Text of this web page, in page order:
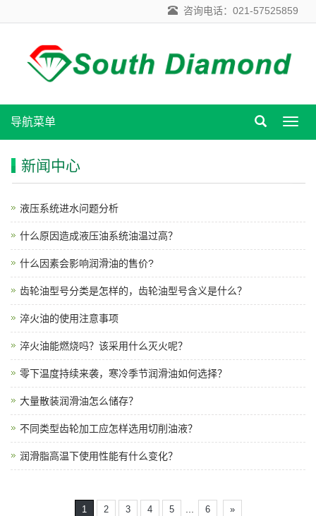
咨询电话：021-57525859
导
航
导航菜单
新闻中心
液压系统进水问题分析
什么原因造成液压油系统油温过高？
什么因素会影响润滑油的售价?
齿轮油型号分类是怎样的，齿轮油型号含义是什么？
淬火油的使用注意事项
淬火油能燃烧吗？该采用什么灭火呢？
零下温度持续来袭，寒冷季节润滑油如何选择？
大量散装润滑油怎么储存？
不同类型齿轮加工应怎样选用切削油液？
润滑脂高温下使用性能有什么变化？
1 2 3 4 5 ... 6 »